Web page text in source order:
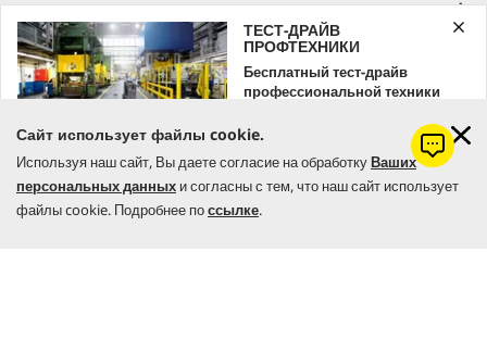
Сайт использует файлы cookie.
Используя наш сайт, Вы даете согласие на обработкуВаших
персональных данных и согласны с тем, что наш сайт использует
файлы cookie. Подробнее поссылке.
ТЕСТ-ДРАЙВ
ПРОФТЕХНИКИ
Бесплатный тест-драйв
профессиональной техники
Оставляйте заявку уже сейчас!
ЗАКАЗАТЬ
CO₂-NEUTRAL WEBSITE
ОБЩАЯ ИНФОРМАЦИЯ
ГОРЯЧАЯ ЛИНИЯ
МАГАЗИНЫ И СЕРВИСНЫЕ ЦЕНТРЫ
KÄRCHER HOME & GARDEN